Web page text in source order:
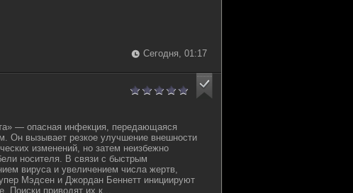
Сегодня, 01:17
— опасная инфекция, передающаяся
Он вызывает резкое улучшение внешности
изменений, но затем неизбежно
носителя. В связи с быстрым
вируса и увеличением числа жертв,
Мэдсен и Джордан Беннетт инициируют
Поиски приводят их к...